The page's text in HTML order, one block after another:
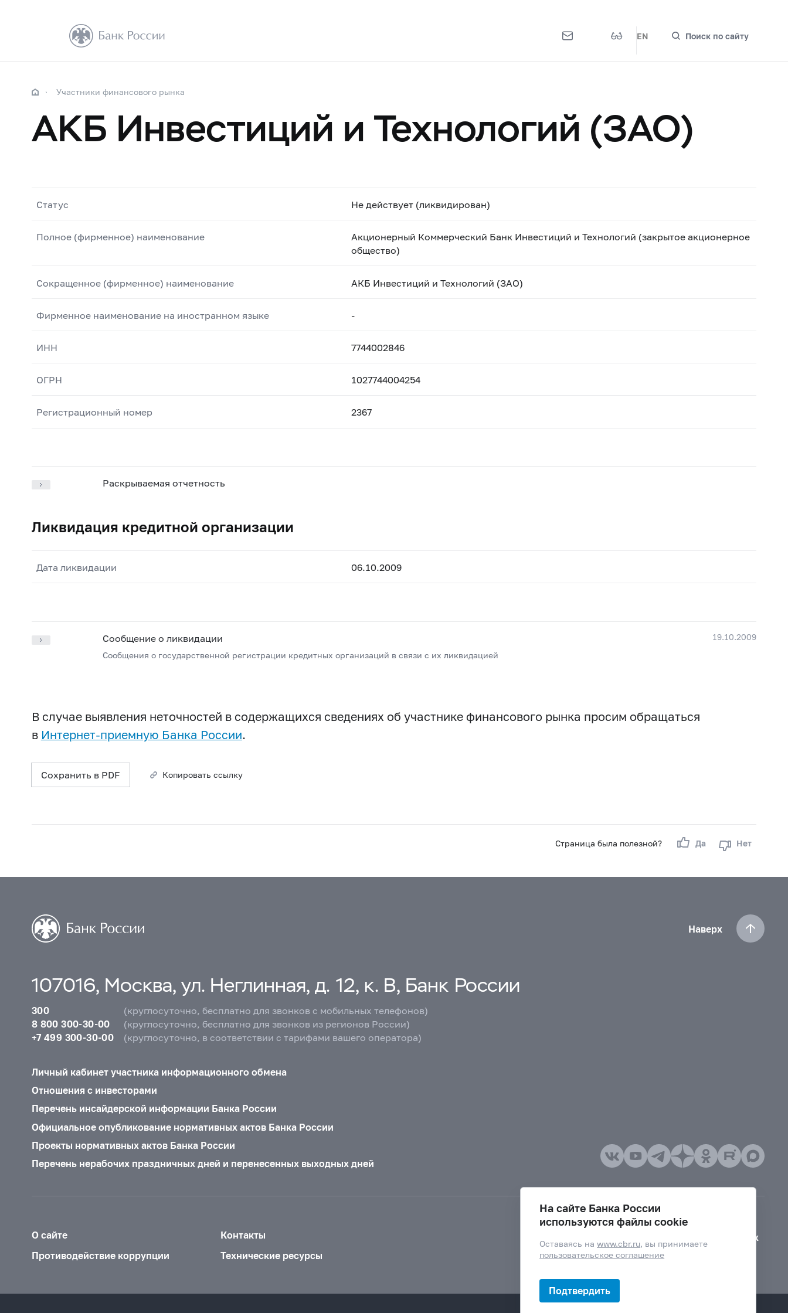
EN Поиск по сайту
Участники финансового рынка
АКБ Инвестиций и Технологий (ЗАО)
Статус Не действует (ликвидирован)
Полное (фирменное) наименование
Акционерный Коммерческий Банк Инвестиций и Технологий (закрытое акционерное
общество)
Сокращенное (фирменное) наименование АКБ Инвестиций и Технологий (ЗАО)
Фирменное наименование на иностранном языке -
ИНН 7744002846
ОГРН 1027744004254
Регистрационный номер 2367
Раскрываемая отчетность
Ликвидация кредитной организации
Дата ликвидации 06.10.2009
19.10.2009
Сообщение о ликвидации
Сообщения о государственной регистрации кредитных организаций в связи с их ликвидацией
В случае выявления неточностей в содержащихся сведениях об участнике финансового рынка просим обращаться
в Интернет-приемную Банка России.
Сохранить в PDF Копировать ссылку
Страница была полезной? Да Нет
Наверх
107016, Москва, ул. Неглинная, д. 12, к. В, Банк России
300
(круглосуточно, бесплатно для звонков с мобильных телефонов)
8 800 300-30-00
(круглосуточно, бесплатно для звонков из регионов России)
+7 499 300-30-00
(круглосуточно, в соответствии с тарифами вашего оператора)
Личный кабинет участника информационного обмена
Отношения с инвесторами
Перечень инсайдерской информации Банка России
Официальное опубликование нормативных актов Банка России
Проекты нормативных актов Банка России
Перечень нерабочих праздничных дней и перенесенных выходных дней
О сайте
Контакты
Противодействие коррупции
Технические ресурсы
Версия для слабовидящих
На сайте Банка России
используются файлы cookie
Оставаясь наwww.cbr.ru, вы принимаете
пользовательское соглашение
Подтвердить